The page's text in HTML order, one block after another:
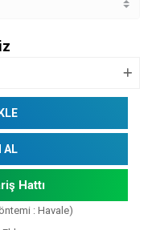
AL
Hattı
: Havale)